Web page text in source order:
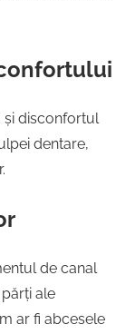
și disconfortul
dentare,
de canal
ale
ar fi abcesele